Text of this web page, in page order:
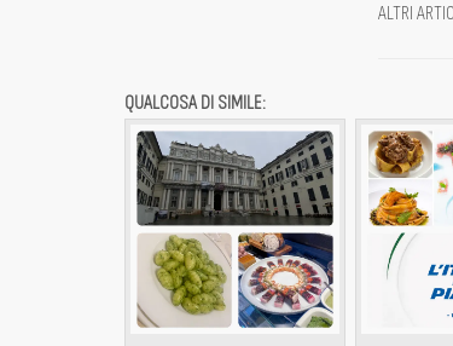
ALTRI
QUALCOSA DI SIMILE: